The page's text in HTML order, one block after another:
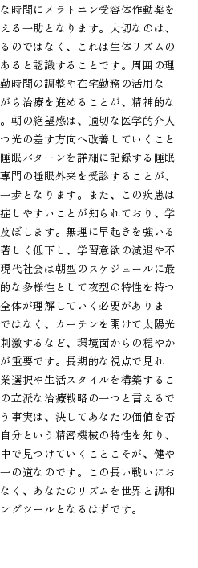
時間にメラトニン受容体作動薬を
る一助となります。大切なのは、
のではなく、これは生体リズムの
ると認識することです。周囲の理
時間の調整や在宅勤務の活用な
ら治療を進めることが、精神的な
朝の絶望感は、適切な医学的介入
光の差す方向へ改善していくこと
眠パターンを詳細に記録する睡眠
門の睡眠外来を受診することが、
歩となります。また、この疾患は
しやすいことが知られており、学
ぼします。無理に早起きを強いる
しく低下し、学習意欲の減退や不
代社会は朝型のスケジュールに最
な多様性として夜型の特性を持つ
体が理解していく必要がありま
はなく、カーテンを開けて太陽光
激するなど、環境面からの穏やか
重要です。長期的な視点で見れ
選択や生活スタイルを構築するこ
立派な治療戦略の一つと言えるで
事実は、決してあなたの価値を否
分という精密機械の特性を知り、
で見つけていくことこそが、健や
の道なのです。この長い戦いにお
く、あなたのリズムを世界と調和
グツールとなるはずです。